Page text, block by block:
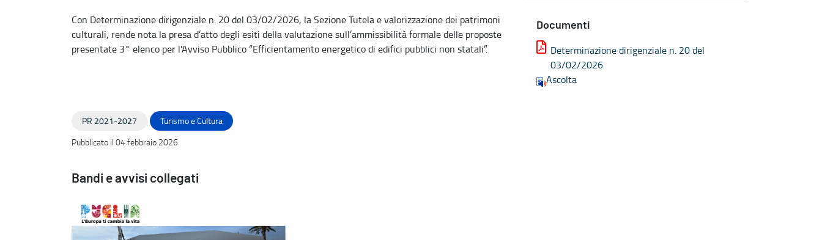
Con Determinazione dirigenziale n. 20 del 03/02/2026, la Sezione Tutela e valorizzazione dei patrimoni
culturali, rende nota la presa d’atto degli esiti della valutazione sull’ammissibilità formale delle proposte
presentate 3° elenco per l'Avviso Pubblico “Efficientamento energetico di edifici pubblici non statali”.
Documenti
Determinazione dirigenziale n. 20 del
03/02/2026
Ascolta
PR 2021-2027
Turismo e Cultura
Pubblicato il 04 febbraio 2026
Bandi e avvisi collegati